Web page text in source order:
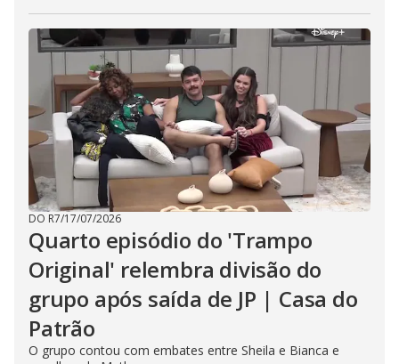
DO R7/17/07/2026
Quarto episódio do 'Trampo
Original' relembra divisão do
grupo após saída de JP | Casa do
Patrão
O grupo contou com embates entre Sheila e Bianca e